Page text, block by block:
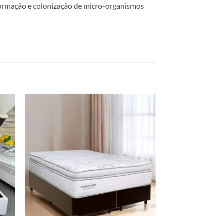
e colonização de micro-organismos